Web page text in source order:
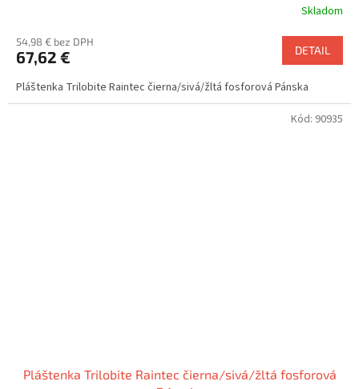
Skladom
54,98 € bez DPH
67,62 € DETAIL
Pláštenka Trilobite Raintec čierna/sivá/žltá fosforová Pánska
Pláštenka Trilobite Raintec čierna/sivá/žltá fosforová
Kód: 90935